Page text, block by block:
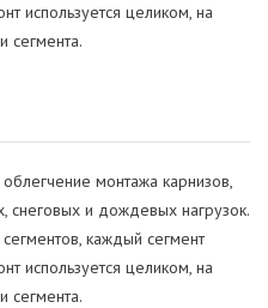
используется целиком, на
сегмента.
монтажа карнизов,
снеговых и дождевых нагрузок.
каждый сегмент
используется целиком, на
сегмента.